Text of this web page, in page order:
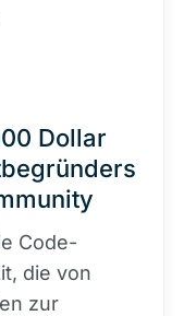
Dollar
Code-
die von
zur